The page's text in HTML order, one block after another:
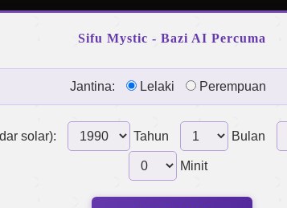
Sifu Mystic - Bazi AI Percuma
Jantina: Lelaki Perempuan
solar): Tahun Bulan
Minit